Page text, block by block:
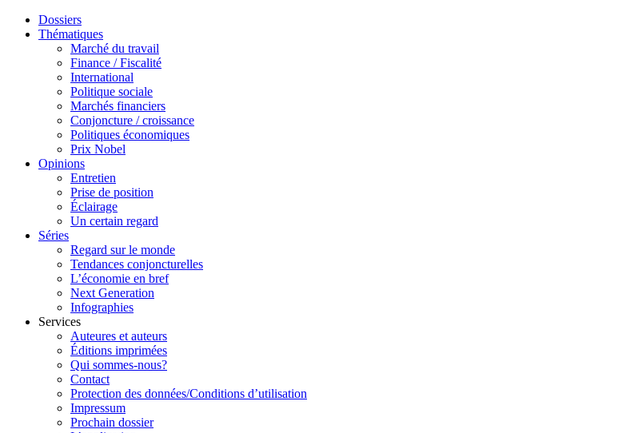
Dossiers
Thématiques
Marché du travail
Finance / Fiscalité
International
Politique sociale
Marchés financiers
Conjoncture / croissance
Politiques économiques
Prix Nobel
Opinions
Entretien
Prise de position
Éclairage
Un certain regard
Séries
Regard sur le monde
Tendances conjoncturelles
L’économie en bref
Next Generation
Infographies
Services
Auteures et auteurs
Éditions imprimées
Qui sommes-nous?
Contact
Protection des données/Conditions d’utilisation
Impressum
Prochain dossier